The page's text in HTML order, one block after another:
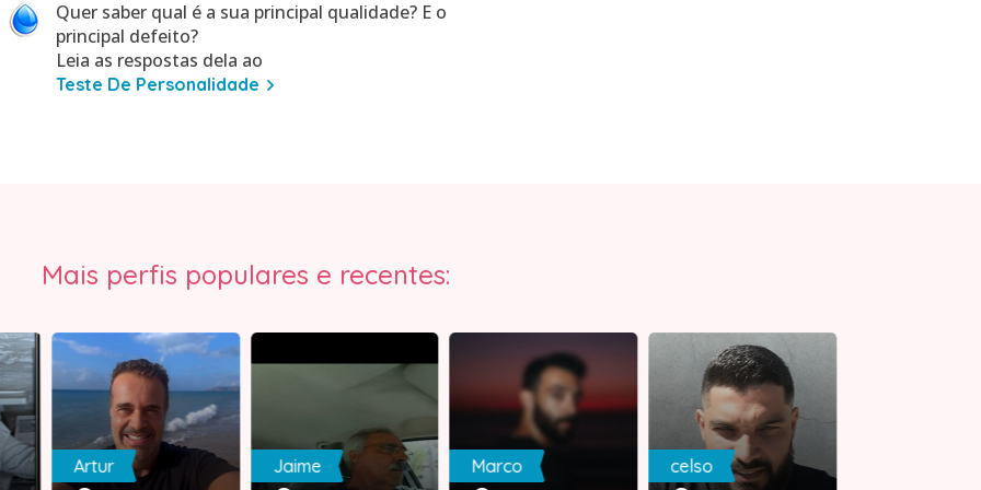
Quer saber qual é a sua principal qualidade? E o
principal defeito?
Leia as respostas dela ao
Teste De Personalidade
Mais perfis populares e recentes:
Artur Jaime Marco celso